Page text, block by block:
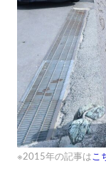
※2015年の記事はこ